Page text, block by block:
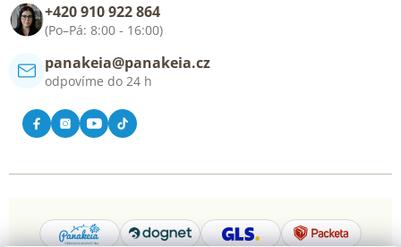
Kontakt
+420 910 922 864
(Po–Pá: 8:00 - 16:00)
panakeia@panakeia.cz
odpovíme do 24 h